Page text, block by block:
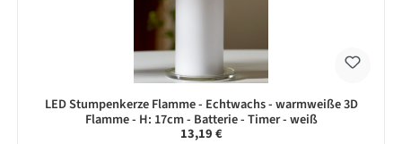
LED Stumpenkerze Flamme - Echtwachs - warmweiße 3D
Flamme - H: 17cm - Batterie - Timer - weiß
Regulärer Preis:
13,19 €